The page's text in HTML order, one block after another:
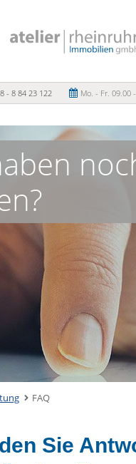
- 8 84 23 122 Mo. - Fr. 09.00
FAQ
Sie